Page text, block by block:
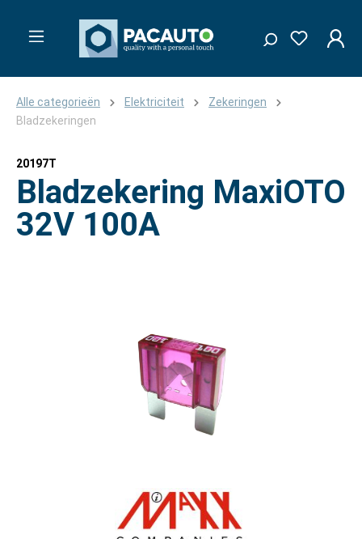
Alle categorieën Elektriciteit
Zekeringen
Bladzekeringen
20197T
Bladzekering MaxiOTO
32V 100A